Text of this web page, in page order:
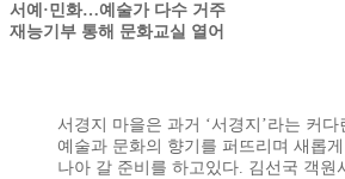
서예·민화…예술가 다수 거주
재능기부 통해 문화교실 열어
서경지 마을은 과거 ‘서경지’라는 커
예술과 문화의 향기를 퍼뜨리며 새롭
나아 갈 준비를 하고있다. 김선국 객원